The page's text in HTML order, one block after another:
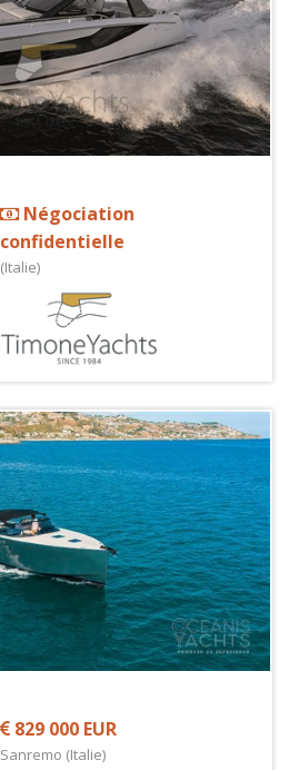
Négociation
confidentielle
(Italie)
829 000 EUR
Sanremo (Italie)